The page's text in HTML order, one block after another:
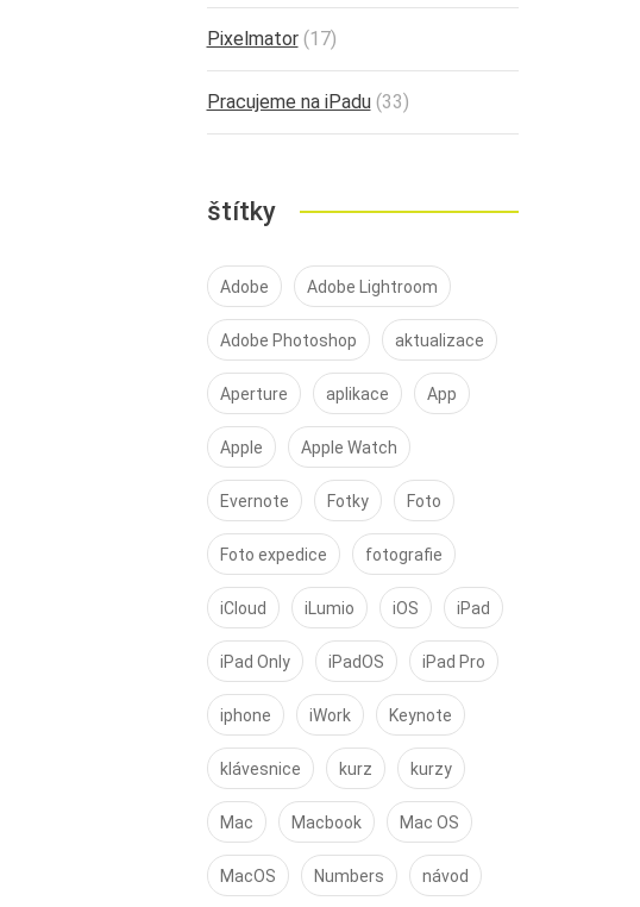
Pixelmator(17)
Pracujeme na iPadu(33)
štítky
Adobe Adobe Lightroom
Adobe Photoshop aktualizace
Aperture aplikace App
Apple Apple Watch
Evernote Fotky Foto
Foto expedice fotografie
iCloud iLumio iOS iPad
iPad Only iPadOS iPad Pro
iphone iWork Keynote
klávesnice kurz kurzy
Mac Macbook Mac OS
MacOS Numbers návod